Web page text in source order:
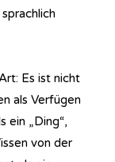
Es ist nicht
als Verfügen
ein „Ding“,
von der